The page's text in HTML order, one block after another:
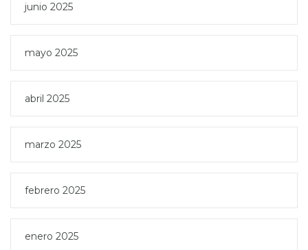
junio 2025
mayo 2025
abril 2025
marzo 2025
febrero 2025
enero 2025